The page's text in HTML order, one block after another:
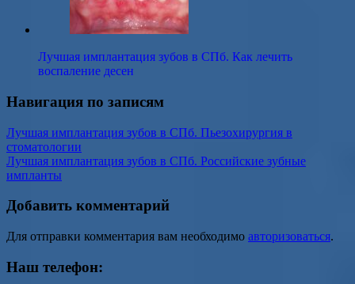
Лучшая имплантация зубов в СПб. Как лечить
воспаление десен
Навигация по записям
Лучшая имплантация зубов в СПб. Пьезохирургия в
стоматологии
Лучшая имплантация зубов в СПб. Российские зубные
импланты
Добавить комментарий
Для отправки комментария вам необходимо авторизоваться.
Наш телефон: